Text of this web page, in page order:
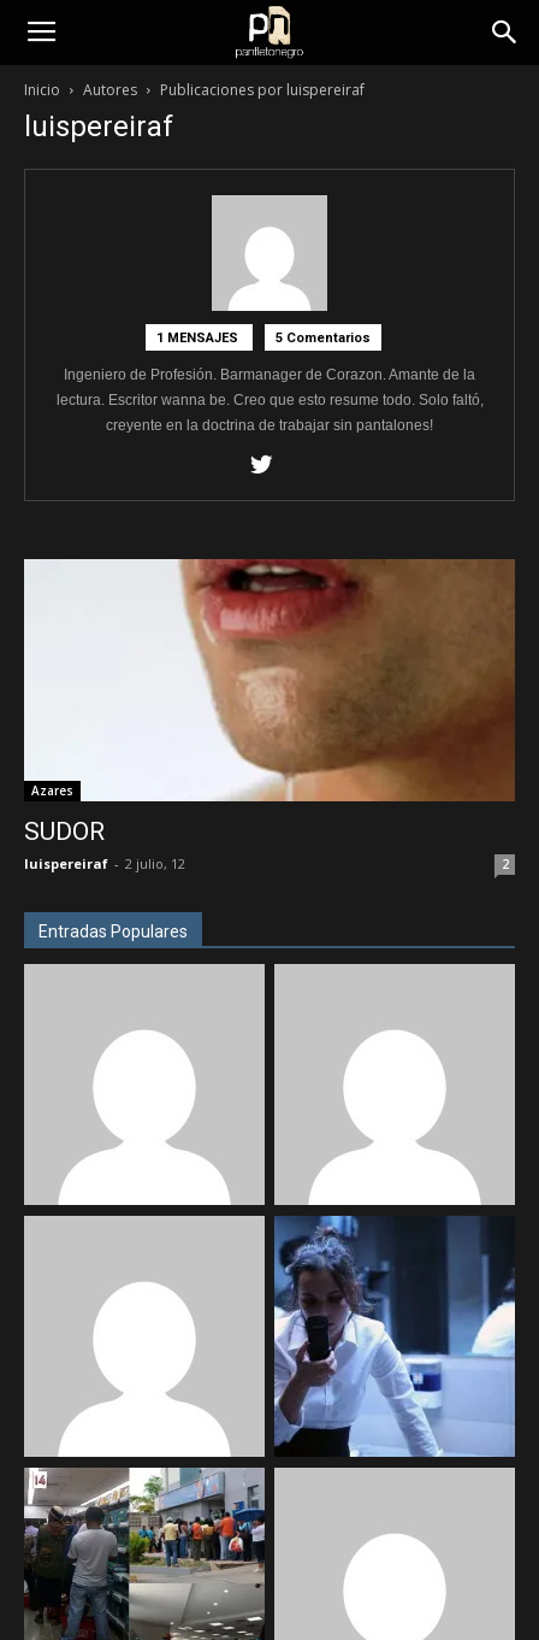
panfletonegro
Inicio Autores Publicaciones por luispereiraf
luispereiraf
1 MENSAJES 5 Comentarios
Ingeniero de Profesión. Barmanager de Corazon. Amante de la
lectura. Escritor wanna be. Creo que esto resume todo. Solo faltó,
creyente en la doctrina de trabajar sin pantalones!
Azares
SUDOR
luispereiraf - 2 julio, 12 2
Entradas Populares